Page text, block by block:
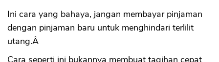
Ini cara yang bahaya, jangan membayar pinjaman
dengan pinjaman baru untuk menghindari terlilit
utang.Â